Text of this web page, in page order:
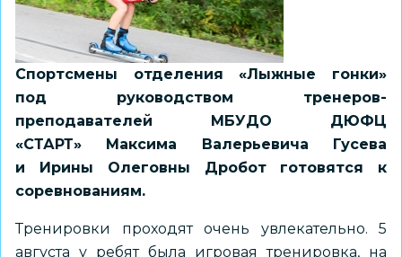
Спортсмены отделения «Лыжные гонки»
под руководством тренеров-
преподавателей МБУДО ДЮФЦ
«СТАРТ» Максима Валерьевича Гусева
и Ирины Олеговны Дробот
готовятся к
соревнованиям.
Тренировки проходят очень увлекательно. 5
августа у ребят была игровая тренировка, на